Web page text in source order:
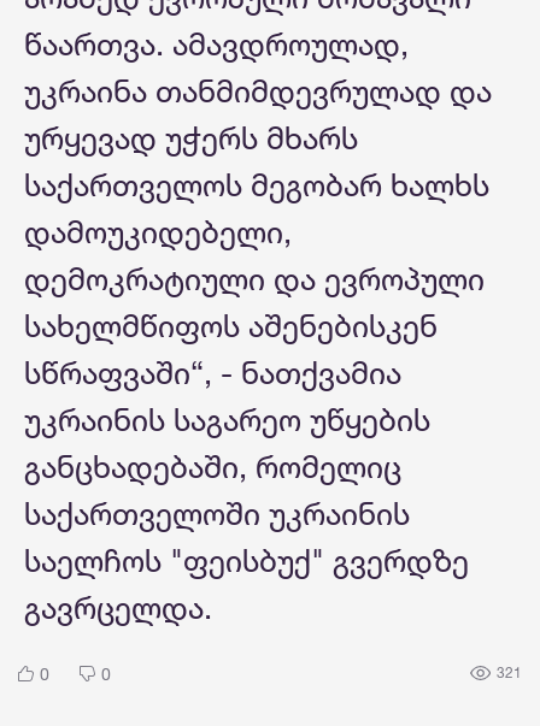
წაართვა. ამავდროულად,
უკრაინა თანმიმდევრულად და
ურყევად უჭერს მხარს
საქართველოს მეგობარ ხალხს
დამოუკიდებელი,
დემოკრატიული და ევროპული
სახელმწიფოს აშენებისკენ
სწრაფვაში“, - ნათქვამია
უკრაინის საგარეო უწყების
განცხადებაში, რომელიც
საქართველოში უკრაინის
საელჩოს "ფეისბუქ" გვერდზე
გავრცელდა.
0 0 321